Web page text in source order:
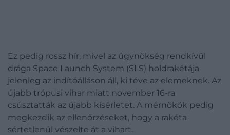
Ez pedig rossz hír, mivel az ügynökség rendkívül
drága Space Launch System (SLS) holdrakétája
jelenleg az indítóálláson áll, ki téve az elemeknek. Az
újabb trópusi vihar miatt november 16-ra
csúsztatták az újabb kísérletet. A mérnökök pedig
megkezdik az ellenőrzéseket, hogy a rakéta
sértetlenül vészelte át a vihart.